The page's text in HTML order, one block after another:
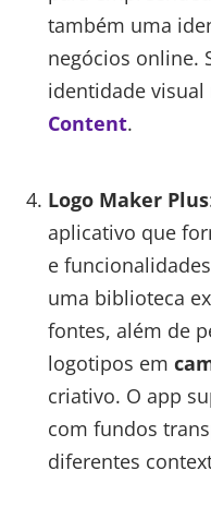
também uma
negócios online.
identidade
Content.
Logo Maker Plus
aplicativo que
e
uma biblioteca
fontes, além de
logotipos em
criativo. O app
com fundos
diferentes